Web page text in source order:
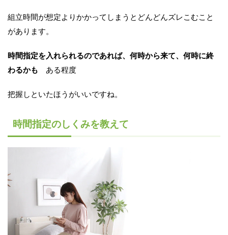
組立時間が想定よりかかってしまうとどんどんズレこむこと
があります。
時間指定を入れられるのであれば、何時から来て、何時に終
わるかも ある程度
把握しといたほうがいいですね。
時間指定のしくみを教えて